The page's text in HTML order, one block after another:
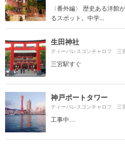
〈番外編〉 歴史ある洋館
るスポット。中学...
生田神社
ティーパレスゴンチャロフ 三
三宮駅すぐ
神戸ポートタワー
ティーパレスゴンチャロフ 三
工事中…